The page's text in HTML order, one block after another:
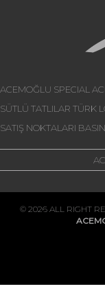
ACEMOĞLU SPECIAL
SÜTLÜ TATLILAR TÜRK
SATIŞ NOKTALARI
© 2026 ALL RIGHT